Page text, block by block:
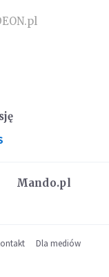
Mando.pl
Dla mediów